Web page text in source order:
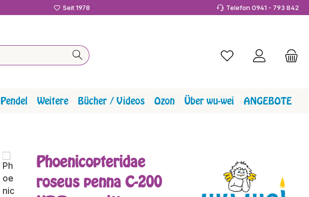
Seit 1978 Telefon 0941 - 793 842
Du hast 0 Produkte
Pendel Weitere Bücher / Videos Ozon Über wu-wei ANGEBOTE
Phoenicopteridae
roseus penna C-200